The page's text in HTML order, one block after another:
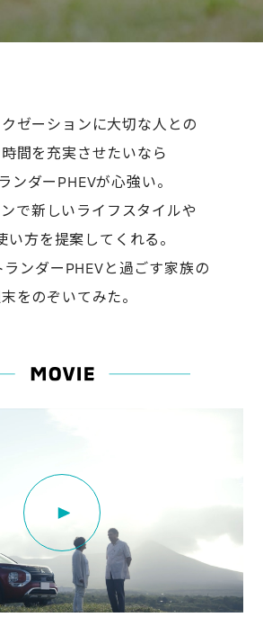
ゼーションに大切な人との
間を充実させたいなら
ンダーPHEVが心強い。
で新しいライフスタイルや
い方を提案してくれる。
ランダーPHEVと過ごす家族の
をのぞいてみた。